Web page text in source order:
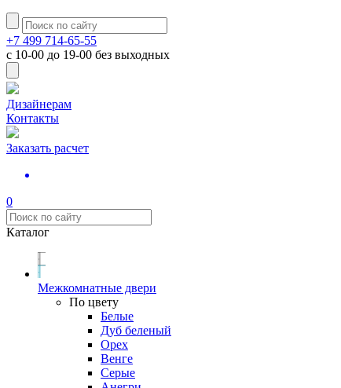
+7 499 714-65-55
с 10-00 до 19-00 без выходных
Дизайнерам
Контакты
Заказать расчет
0
Каталог
Межкомнатные двери
По цвету
Белые
Дуб беленый
Орех
Венге
Серые